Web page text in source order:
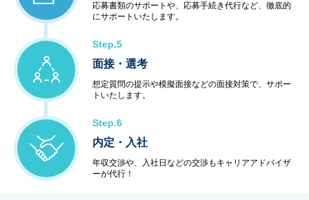
応募書類のサポートや、応募手続き代行など、徹底的
にサポートいたします。
Step.5
面接・選考
想定質問の提示や模擬面接などの面接対策で、サポー
トいたします。
Step.6
内定・入社
年収交渉や、入社日などの交渉もキャリアアドバイザ
ーが代行！